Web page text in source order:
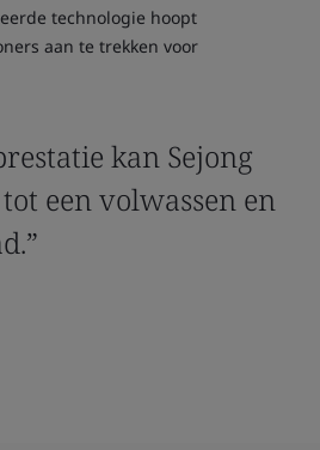
technologie hoopt
aan te trekken voor
kan Sejong
een volwassen en